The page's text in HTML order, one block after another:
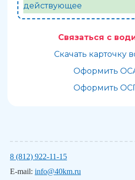
действующее
Связаться с
Скачать карточку
Оформить
Оформить
8 (812) 922-11-15
E-mail: info@40km.ru